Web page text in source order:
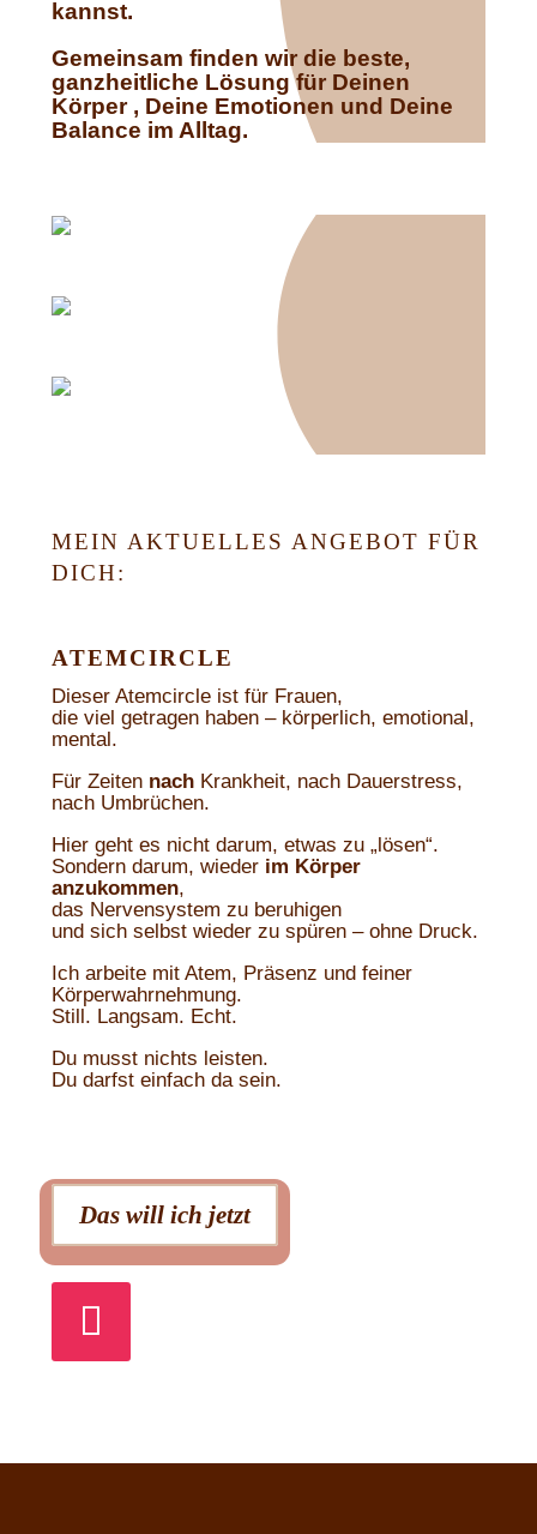
kannst.
Gemeinsam finden wir die beste,
ganzheitliche Lösung für Deinen
Körper , Deine Emotionen und Deine
Balance im Alltag.
MEIN AKTUELLES ANGEBOT FÜR
DICH:
ATEMCIRCLE
Dieser Atemcircle ist für Frauen,
die viel getragen haben – körperlich, emotional,
mental.
Für Zeiten nachKrankheit, nach Dauerstress,
nach Umbrüchen.
Hier geht es nicht darum, etwas zu „lösen“.
Sondern darum, wieder im Körper
anzukommen,
das Nervensystem zu beruhigen
und sich selbst wieder zu spüren – ohne Druck.
Ich arbeite mit Atem, Präsenz und feiner
Körperwahrnehmung.
Still. Langsam. Echt.
Du musst nichts leisten.
Du darfst einfach da sein.
Das will ich jetzt